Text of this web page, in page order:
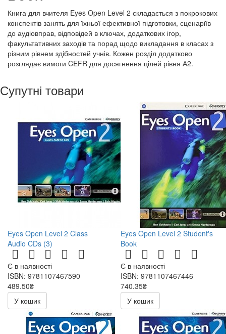
Книга для вчителя Eyes Open Level 2 складається з покрокових
конспектів занять для їхньої ефективної підготовки, сценаріїв
до аудіовправ, відповідей в ключах, додаткових ігор,
факультативних заходів та порад щодо викладання в класах з
різним рівнем здібностей учнів. Кожен розділ додатково
розглядає вимоги CEFR для досягнення цілей рівня А2.
Супутні товари
Eyes Open Level 2 Class
Audio CDs (3)
Є в наявності
ISBN: 9781107467590
489.50₴
979.00₴
У кошик
Eyes Open Level 2 Student's
Book
Є в наявності
ISBN: 9781107467446
740.35₴
871.00₴
У кошик